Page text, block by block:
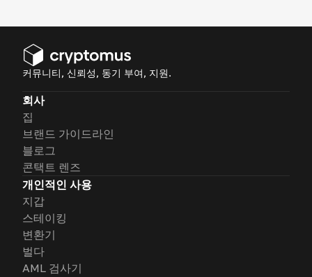
커뮤니티, 신뢰성, 동기 부여, 지원.
회사
집
브랜드 가이드라인
블로그
콘택트 렌즈
개인적인 사용
지갑
스테이킹
변환기
벌다
AML 검사기